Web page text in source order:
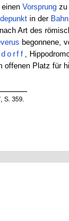
Vorsprungzu
in der Bahn.
Art des
begonnene,
,
offenen Platz für
S. 359.